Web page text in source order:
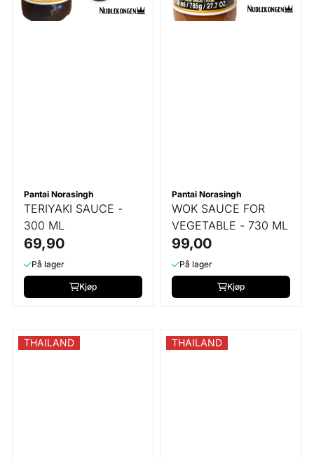
Pantai Norasingh
TERIYAKI SAUCE -
300 ML
69,90
På lager
Kjøp
Pantai Norasingh
WOK SAUCE FOR
VEGETABLE - 730 ML
99,00
På lager
Kjøp
THAILAND THAILAND